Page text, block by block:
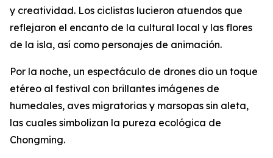
y creatividad. Los ciclistas lucieron atuendos que
reflejaron el encanto de la cultural local y las flores
de la isla, así como personajes de animación.
Por la noche, un espectáculo de drones dio un toque
etéreo al festival con brillantes imágenes de
humedales, aves migratorias y marsopas sin aleta,
las cuales simbolizan la pureza ecológica de
Chongming.